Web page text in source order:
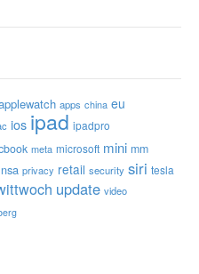
apps china eu
ios ipad ipadpro
meta microsoft mini mm
nsa privacy retail security siri tesla
update video